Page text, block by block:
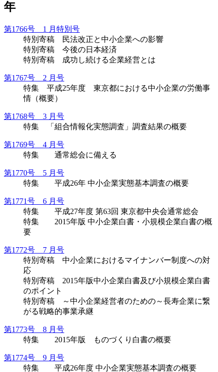
年
第1766号 1 月特別号
特別寄稿 民法改正と中小企業への影響
特別寄稿 今後の日本経済
特別寄稿 成功し続ける企業経営とは
第1767号 2 月号
特集 平成25年度 東京都における中小企業の労働事
情（概要）
第1768号 3 月号
特集 「組合情報化実態調査」調査結果の概要
第1769号 4 月号
特集 通常総会に備える
第1770号 5 月号
特集 平成26年 中小企業実態基本調査の概要
第1771号 6 月号
特集 平成27年度 第63回 東京都中央会通常総会
特集 2015年版 中小企業白書・小規模企業白書の概
要
第1772号 7 月号
特別寄稿 中小企業におけるマイナンバー制度への対
応
特別寄稿 2015年版中小企業白書及び小規模企業白書
のポイント
特別寄稿 ～中小企業経営者のための～長寿企業に繋
がる戦略的事業承継
第1773号 8 月号
特集 2015年版 ものづくり白書の概要
第1774号 9 月号
特集 平成26年度 中小企業実態基本調査の概要